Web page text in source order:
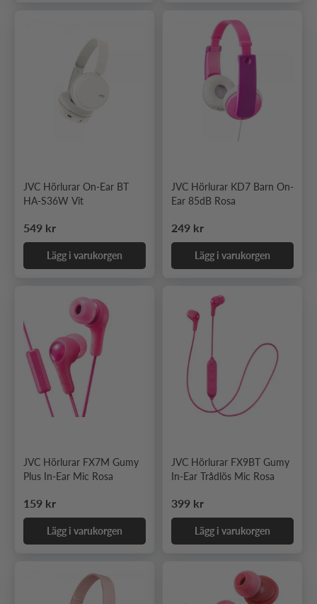
JVC Hörlurar On-Ear BT
HA-S36W Vit
Ordinarie pris
549 kr
Lägg i varukorgen
JVC Hörlurar KD7 Barn On-
Ear 85dB Rosa
Ordinarie pris
249 kr
Lägg i varukorgen
JVC Hörlurar FX7M Gumy
Plus In-Ear Mic Rosa
Ordinarie pris
159 kr
Lägg i varukorgen
JVC Hörlurar FX9BT Gumy
In-Ear Trådlös Mic Rosa
Ordinarie pris
399 kr
Lägg i varukorgen